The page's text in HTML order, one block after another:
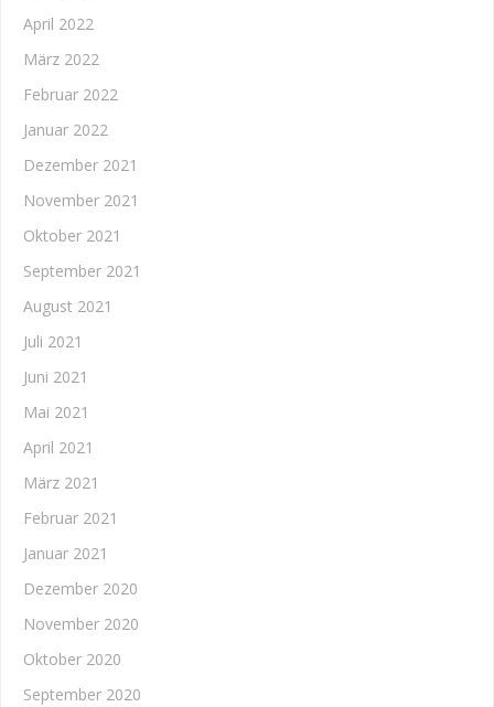
April 2022
März 2022
Februar 2022
Januar 2022
Dezember 2021
November 2021
Oktober 2021
September 2021
August 2021
Juli 2021
Juni 2021
Mai 2021
April 2021
März 2021
Februar 2021
Januar 2021
Dezember 2020
November 2020
Oktober 2020
September 2020